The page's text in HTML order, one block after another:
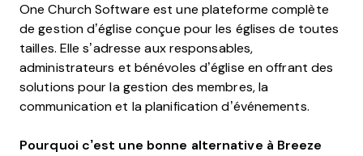
One Church Software est une plateforme complète
de gestion d’église conçue pour les églises de toutes
tailles. Elle s’adresse aux responsables,
administrateurs et bénévoles d’église en offrant des
solutions pour la gestion des membres, la
communication et la planification d’événements.
Pourquoi c’est une bonne alternative à Breeze